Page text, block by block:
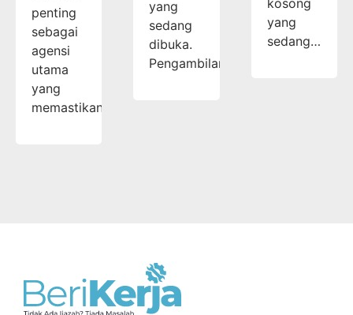
penting
sebagai
agensi
utama
yang
memastikan…
yang
sedang
dibuka.
Pengambilan…
yang
sedang…